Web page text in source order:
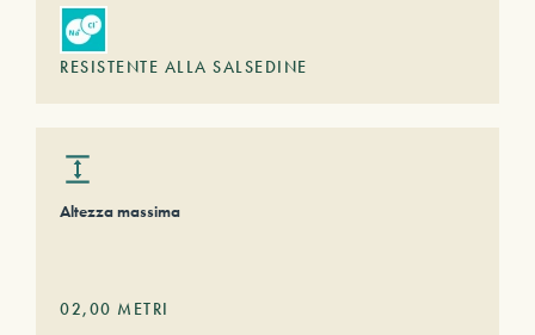
RESISTENTE ALLA SALSEDINE
Altezza massima
02,00 METRI